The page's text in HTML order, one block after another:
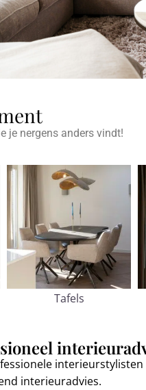
je nergens anders vindt!
Tafels
interieuradvies.